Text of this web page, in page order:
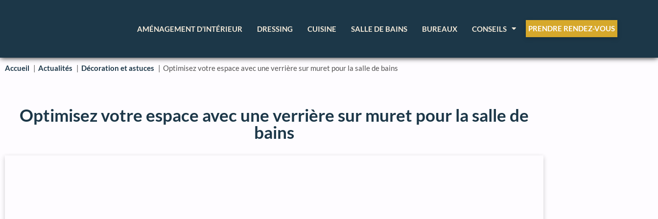
AMÉNAGEMENT D’INTÉRIEUR DRESSING CUISINE SALLE DE BAINS BUREAUX CONSEILS PRENDRE RENDEZ-VOUS
Accueil Actualités Décoration et astuces Optimisez votre espace avec une verrière sur muret pour la salle de bains
Optimisez votre espace avec une verrière sur muret pour la salle de
bains